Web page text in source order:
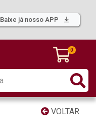
Baixe já nosso APP
0
VOLTAR